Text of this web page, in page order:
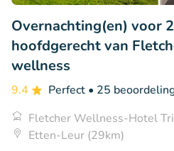
Overnachting(en) voor
hoofdgerecht van
wellness
9.4 Perfect • 25
Fletcher Wellness-Hotel
Etten-Leur (29km)